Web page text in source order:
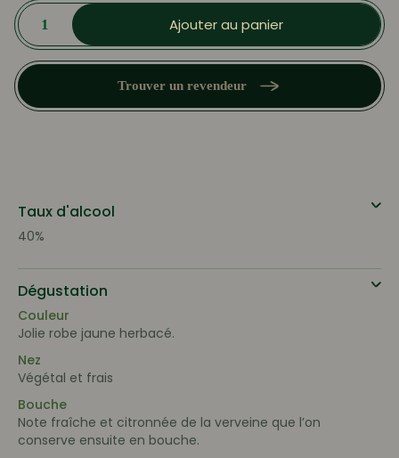
quantité
de
Liqueur
de
Verveine
Ajouter au panier
Trouver un revendeur
Taux d'alcool
40%
Dégustation
Couleur
Jolie robe jaune herbacé.
Nez
Végétal et frais
Bouche
Note fraîche et citronnée de la verveine que l’on
conserve ensuite en bouche.